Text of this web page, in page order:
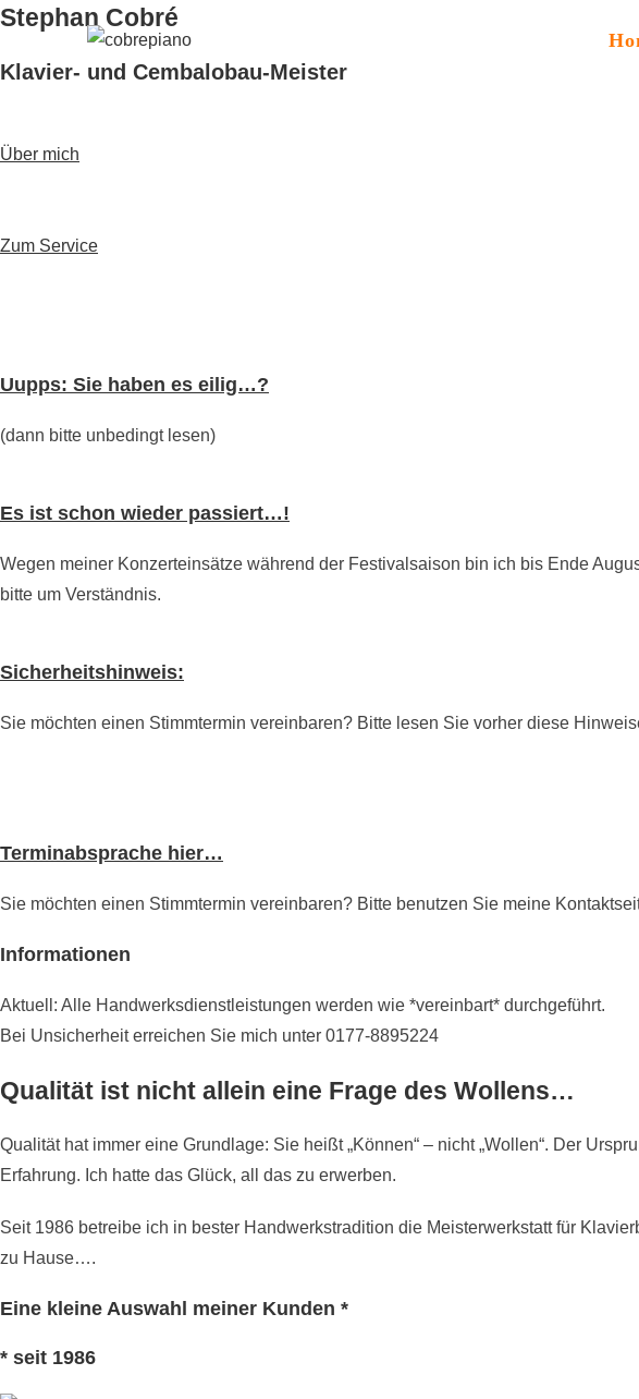
Stephan Cobré
Klavier- und Cembalobau-Meister
Über mich
Zum Service
Uupps: Sie haben es eilig…?
(dann bitte unbedingt lesen)
Es ist schon wieder passiert…!
Wegen meiner Konzerteinsätze während der Festivalsaison bin ich bis Ende
bitte um Verständnis.
Sicherheitshinweis:
Sie möchten einen Stimmtermin vereinbaren? Bitte lesen Sie vorher diese
Terminabsprache hier…
Sie möchten einen Stimmtermin vereinbaren? Bitte benutzen Sie meine
Informationen
Aktuell: Alle Handwerksdienstleistungen werden wie *vereinbart* durchgeführt.
Bei Unsicherheit erreichen Sie mich unter 0177-8895224
Qualität ist nicht allein eine Frage des Wollens…
Qualität hat immer eine Grundlage: Sie heißt „Können“ – nicht „Wollen“. Der
Erfahrung. Ich hatte das Glück, all das zu erwerben.
Seit 1986 betreibe ich in bester Handwerkstradition die Meisterwerkstatt für
zu Hause….
Eine kleine Auswahl meiner Kunden *
* seit 1986